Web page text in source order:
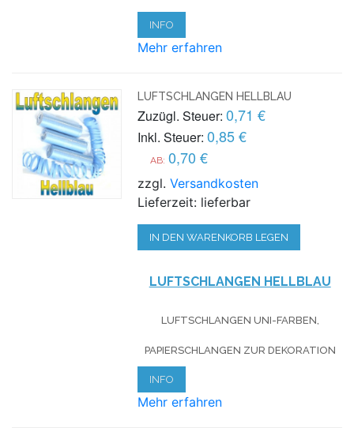
INFO
Mehr erfahren
LUFTSCHLANGEN HELLBLAU
Zuzügl. Steuer: 0,71 €
Inkl. Steuer: 0,85 €
AB: 0,70 €
zzgl.Versandkosten
Lieferzeit: lieferbar
IN DEN WARENKORB LEGEN
LUFTSCHLANGEN HELLBLAU
LUFTSCHLANGEN UNI-FARBEN,
PAPIERSCHLANGEN ZUR DEKORATION
INFO
Mehr erfahren